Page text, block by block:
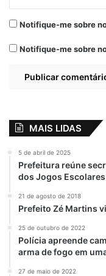
Notifique-me sobre
Notifique-me sobre
MAIS LIDAS
5 de abril de 2025
Prefeitura reúne
dos Jogos
21 de agosto de 2018
Prefeito Zé Martins
25 de outubro de 2022
Polícia apreende
arma de fogo em
27 de maio de 2022